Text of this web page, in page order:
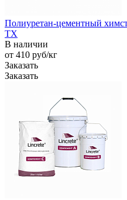
Полиуретан-цементный
TX
В наличии
от 410 руб/кг
Заказать
Заказать